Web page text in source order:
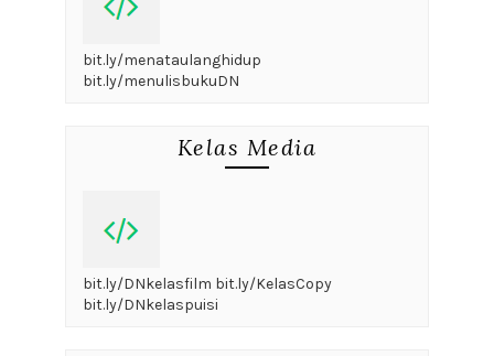
bit.ly/menataulanghidup
bit.ly/menulisbukuDN
Kelas Media
bit.ly/DNkelasfilm bit.ly/KelasCopy
bit.ly/DNkelaspuisi